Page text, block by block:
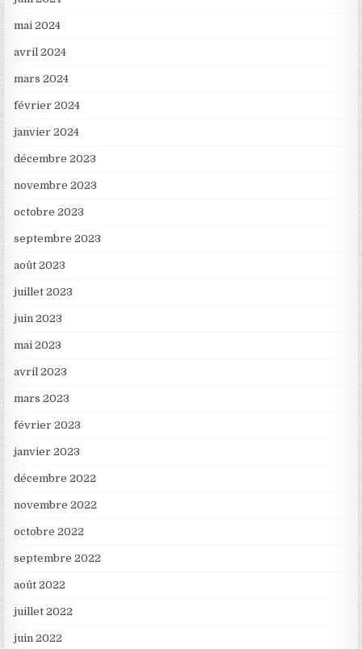
mai 2024
avril 2024
mars 2024
février 2024
janvier 2024
décembre 2023
novembre 2023
octobre 2023
septembre 2023
août 2023
juillet 2023
juin 2023
mai 2023
avril 2023
mars 2023
février 2023
janvier 2023
décembre 2022
novembre 2022
octobre 2022
septembre 2022
août 2022
juillet 2022
juin 2022